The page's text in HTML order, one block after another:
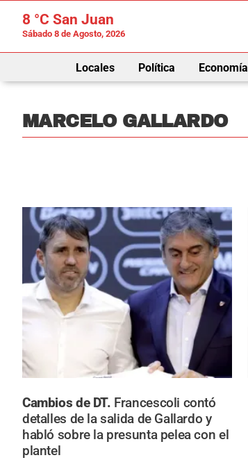
8 °C San Juan
Sábado 8 de Agosto, 2026
Locales Política Economía
MARCELO GALLARDO
Cambios de DT. Francescoli contó
detalles de la salida de Gallardo y
habló sobre la presunta pelea con el
plantel